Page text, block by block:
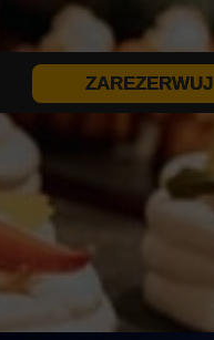
ZAREZERWUJ